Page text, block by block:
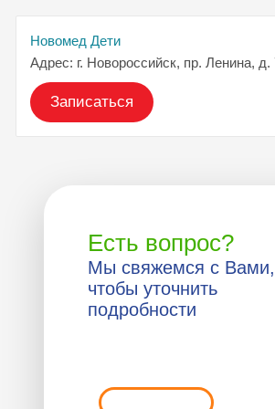
Новомед Дети
Адрес: г. Новороссийск, пр. Ленина, д.
Записаться
Есть вопрос?
Мы свяжемся с Вами,
чтобы уточнить
подробности